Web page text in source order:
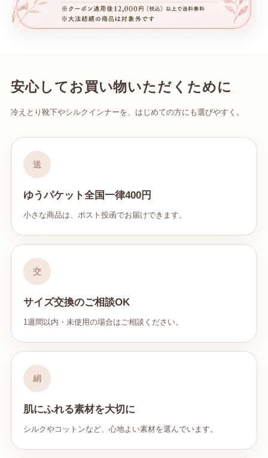
安心してお買い物いただくために
冷えとり靴下やシルクインナーを、はじめての方にも選びやすく。
送
ゆうパケット全国一律400円
小さな商品は、ポスト投函でお届けできます。
交
サイズ交換のご相談OK
1週間以内・未使用の場合はご相談ください。
絹
肌にふれる素材を大切に
シルクやコットンなど、心地よい素材を選んでいます。